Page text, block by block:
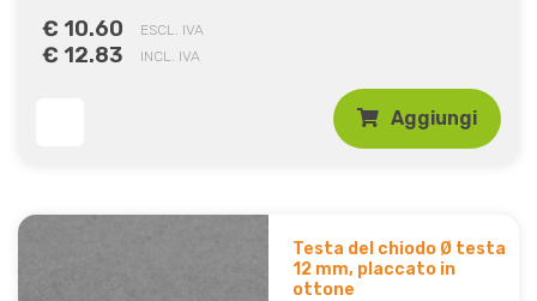
€ 10.60 ESCL. IVA
€ 12.83 INCL. IVA
Aggiungi
Testa del chiodo Ø testa
12 mm, placcato in
ottone